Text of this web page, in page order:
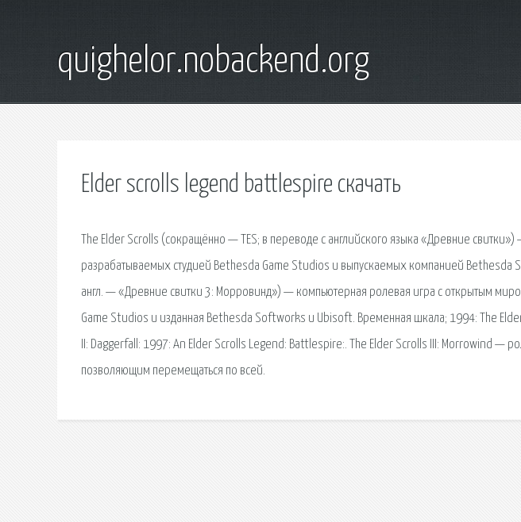
quighelor.nobackend.org
Elder scrolls legend battlespire скачать
The Elder Scrolls (сокращённо — TES; в переводе с английского языка «Древние
разрабатываемых студией Bethesda Game Studios и выпускаемых компанией Bethesda
англ. — «Древние свитки 3: Морровинд») — компьютерная ролевая игра с открытым
Game Studios и изданная Bethesda Softworks и Ubisoft. Временная шкала; 1994: The
II: Daggerfall: 1997: An Elder Scrolls Legend: Battlespire:. The Elder Scrolls III: Morrowind —
позволяющим перемещаться по всей.